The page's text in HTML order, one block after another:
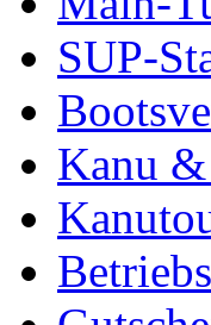
SUP-
Kanu